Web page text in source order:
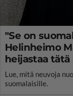
"Se on
Helinheimo
heijastaa tätä
Lue, mitä neuvoja
suomalaisille.